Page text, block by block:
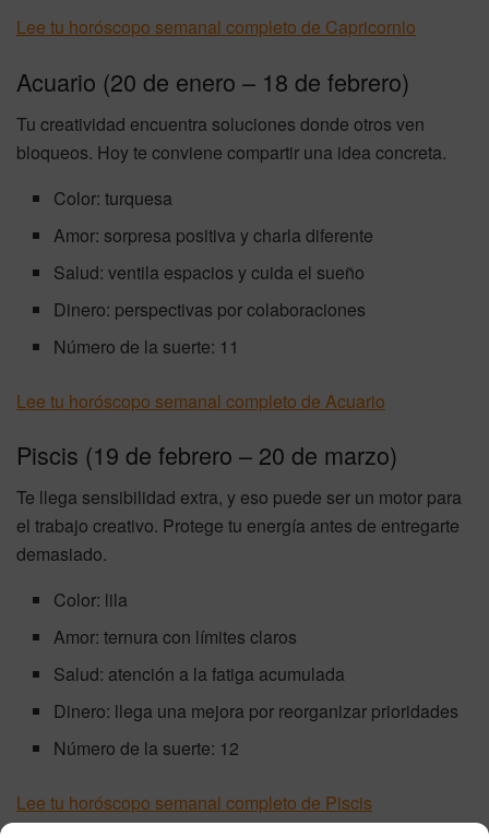
Lee tu horóscopo semanal completo de Capricornio
Acuario (20 de enero – 18 de febrero)
Tu creatividad encuentra soluciones donde otros ven
bloqueos. Hoy te conviene compartir una idea concreta.
Color: turquesa
Amor: sorpresa positiva y charla diferente
Salud: ventila espacios y cuida el sueño
Dinero: perspectivas por colaboraciones
Número de la suerte: 11
Lee tu horóscopo semanal completo de Acuario
Piscis (19 de febrero – 20 de marzo)
Te llega sensibilidad extra, y eso puede ser un motor para
el trabajo creativo. Protege tu energía antes de entregarte
demasiado.
Color: lila
Amor: ternura con límites claros
Salud: atención a la fatiga acumulada
Dinero: llega una mejora por reorganizar prioridades
Número de la suerte: 12
Lee tu horóscopo semanal completo de Piscis